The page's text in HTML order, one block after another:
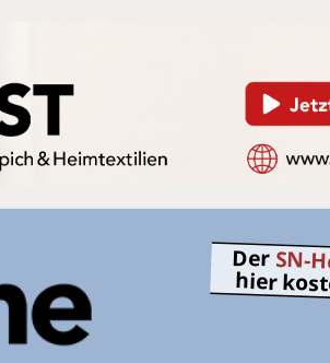
Der SN-
hier